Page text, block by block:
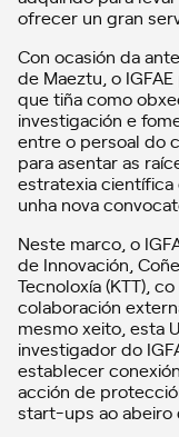
ofrecer un gran
Con ocasión da
de Maeztu, o
que tiña como
investigación e
entre o persoal do
para asentar as
estratexia
unha nova
Neste marco, o
de Innovación,
Tecnoloxía (KTT),
colaboración
mesmo xeito, esta
investigador do
establecer
acción de
start-ups ao abeiro